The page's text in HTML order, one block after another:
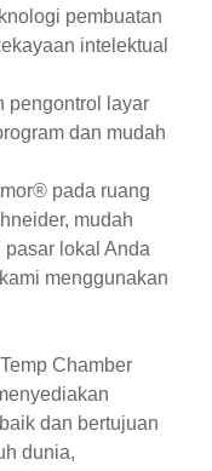
pembuatan
intelektual
pengontrol layar
dan mudah
pada ruang
mudah
lokal Anda
menggunakan
Chamber
dan bertujuan
dunia,